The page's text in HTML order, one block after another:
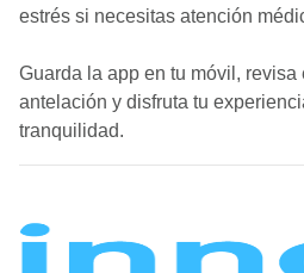
estrés si necesitas atención
Guarda la app en tu móvil,
antelación y disfruta tu
tranquilidad.